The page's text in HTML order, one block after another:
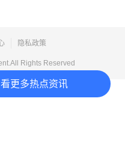
更多热点资讯
隐私政策
Rights Reserved